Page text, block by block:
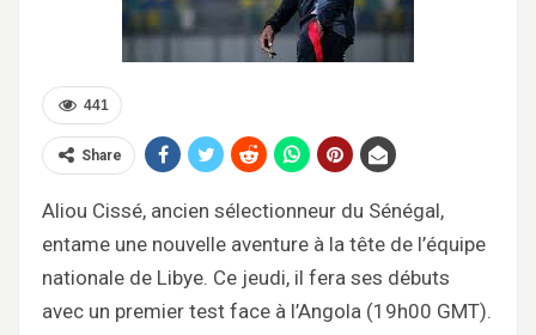
441
Share
Aliou Cissé, ancien sélectionneur du Sénégal,
entame une nouvelle aventure à la tête de l’équipe
nationale de Libye. Ce jeudi, il fera ses débuts
avec un premier test face à l’Angola (19h00 GMT).